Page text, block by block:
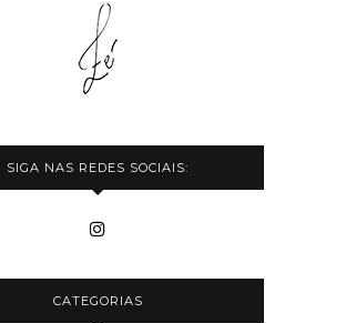
SIGA NAS REDES SOCIAIS:
CATEGORIAS